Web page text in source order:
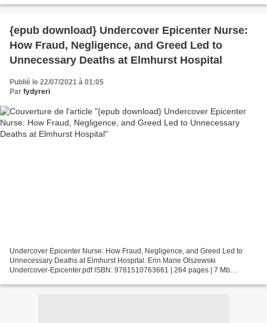
{epub download} Undercover Epicenter Nurse:
How Fraud, Negligence, and Greed Led to
Unnecessary Deaths at Elmhurst Hospital
Publié le 22/07/2021 à 01:05
Par fydyreri
Undercover Epicenter Nurse: How Fraud, Negligence, and Greed Led to
Unnecessary Deaths at Elmhurst Hospital. Erin Marie Olszewski
Undercover-Epicenter.pdf ISBN: 9781510763661 | 264 pages | 7 Mb